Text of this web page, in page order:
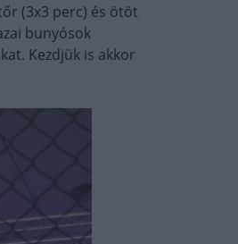
(3x3 perc) és ötöt
bunyósok
Kezdjük is akkor